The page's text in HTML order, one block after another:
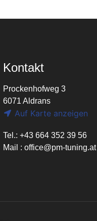
Kontakt
Prockenhofweg 3
6071 Aldrans
Auf Karte anzeigen
Tel.: +43 664 352 39 56
Mail :office@pm-tuning.at